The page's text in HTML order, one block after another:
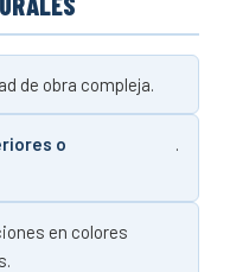
de obra compleja.
o
.
en colores